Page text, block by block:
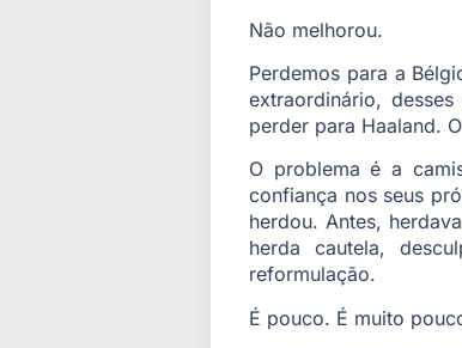
Não melhorou.
Perdemos para a
extraordinário,
perder para Haaland.
O problema é a
confiança nos seus
herdou. Antes,
herda cautela,
reformulação.
É pouco. É muito